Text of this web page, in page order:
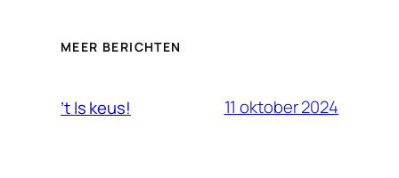
MEER BERICHTEN
’t Is keus! 11 oktober 2024